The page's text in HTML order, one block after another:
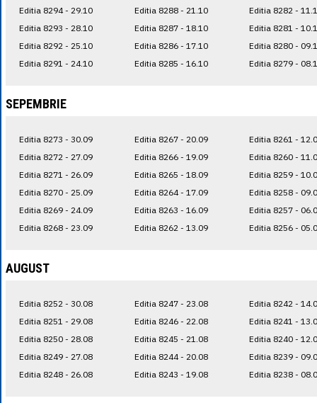
Editia 8294 - 29.10
Editia 8293 - 28.10
Editia 8292 - 25.10
Editia 8291 - 24.10
Editia 8288 - 21.10
Editia 8287 - 18.10
Editia 8286 - 17.10
Editia 8285 - 16.10
Editia 8282 -
Editia 8281 -
Editia 8280 -
Editia 8279 -
SEPEMBRIE
Editia 8273 - 30.09
Editia 8272 - 27.09
Editia 8271 - 26.09
Editia 8270 - 25.09
Editia 8269 - 24.09
Editia 8268 - 23.09
Editia 8267 - 20.09
Editia 8266 - 19.09
Editia 8265 - 18.09
Editia 8264 - 17.09
Editia 8263 - 16.09
Editia 8262 - 13.09
Editia 8261 -
Editia 8260 -
Editia 8259 -
Editia 8258 -
Editia 8257 -
Editia 8256 -
AUGUST
Editia 8252 - 30.08
Editia 8251 - 29.08
Editia 8250 - 28.08
Editia 8249 - 27.08
Editia 8248 - 26.08
Editia 8247 - 23.08
Editia 8246 - 22.08
Editia 8245 - 21.08
Editia 8244 - 20.08
Editia 8243 - 19.08
Editia 8242 -
Editia 8241 -
Editia 8240 -
Editia 8239 -
Editia 8238 -